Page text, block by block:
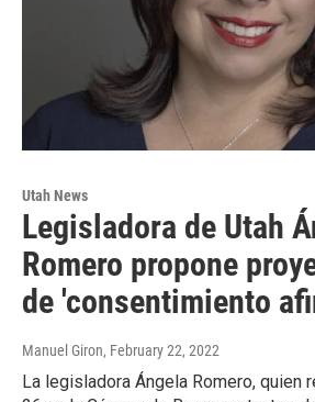
Utah News
Legisladora de Utah
Romero propone
de 'consentimiento
Manuel Giron, February 22, 2022
La legisladora Ángela Romero, quien